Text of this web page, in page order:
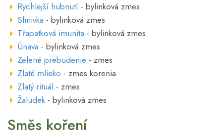
Rychlejší hubnutí - bylinková zmes
Slinivka - bylinková zmes
Třapatková imunita - bylinková zmes
Únava - bylinková zmes
Zelené prebudenie - zmes
Zlaté mlieko - zmes korenia
Zlatý rituál - zmes
Žaludek - bylinková zmes
Směs koření